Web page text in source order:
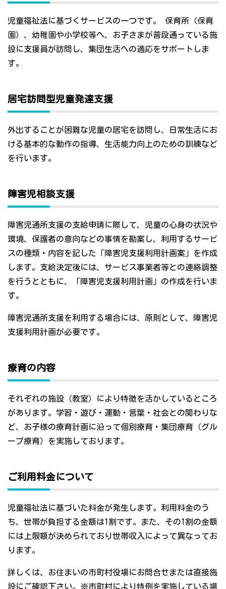
児童福祉法に基づくサービスの一つです。 保育所（保育
園）、幼稚園や小学校等へ、お子さまが普段通っている施
設に支援員が訪問し、集団生活への適応をサポートしま
す。
居宅訪問型児童発達支援
外出することが困難な児童の居宅を訪問し、日常生活にお
ける基本的な動作の指導、生活能力向上のための訓練など
を行います。
障害児相談支援
障害児通所支援の支給申請に際して、児童の心身の状況や
環境、保護者の意向などの事情を勘案し、利用するサービ
スの種類・内容を記した「障害児支援利用計画案」を作成
します。支給決定後には、サービス事業者等との連絡調整
を行うとともに、「障害児支援利用計画」の作成を行いま
す。
障害児通所支援を利用する場合には、原則として、障害児
支援利用計画が必要です。
療育の内容
それぞれの施設（教室）により特徴を活かしているところ
があります。学習・遊び・運動・言葉・社会との関わりな
ど、お子様の療育計画に沿って個別療育・集団療育（グル
ープ療育）を実施しております。
ご利用料金について
児童福祉法に基づいた料金が発生します。利用料金のう
ち、世帯が負担する金額は1割です。また、その1割の金額
には上限額が決められており世帯収入によって異なってお
ります。
詳しくは、お住まいの市町村役場にお問合せまたは直接施
設にご確認下さい。※市町村により特例を実施している場